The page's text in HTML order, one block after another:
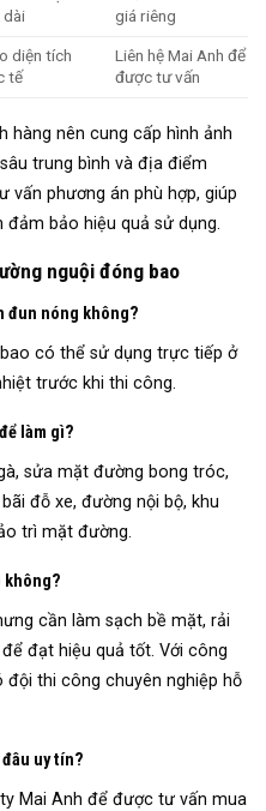
dài
giá riêng
diện tích
tế
Liên hệ Mai Anh để
được tư vấn
hàng nên cung cấp hình ảnh
trung bình và địa điểm
vấn phương án phù hợp, giúp
đảm bảo hiệu quả sử dụng.
nguội đóng bao
đun nóng không?
có thể sử dụng trực tiếp ở
trước khi thi công.
làm gì?
sửa mặt đường bong tróc,
đỗ xe, đường nội bộ, khu
trì mặt đường.
không?
cần làm sạch bề mặt, rải
đạt hiệu quả tốt. Với công
thi công chuyên nghiệp hỗ
uy tín?
Mai Anh để được tư vấn mua